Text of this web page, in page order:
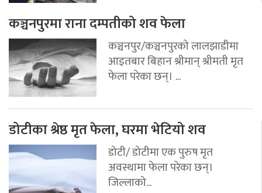
कञ्चनपुरमा राना दम्पतीको शव फेला
कञ्चनपुर/कञ्चनपुरको लालझाडीमा
आइतबार बिहान श्रीमान् श्रीमती मृत
फेला परेका छन्। ...
डोटीका श्रेष्ठ मृत फेला, घरमा भेटियो शव
डोटी/ डोटीमा एक पुरुष मृत
अवस्थामा फेला परेका छन्।
जिल्लाको...